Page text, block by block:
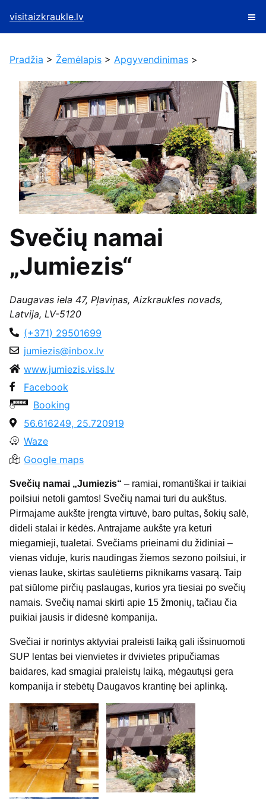
visitaizkraukle.lv
Pradžia > Žemėlapis > Apgyvendinimas >
Svečių namai
„Jumiezis“
Daugavas iela 47, Pļaviņas, Aizkraukles novads,
Latvija, LV-5120
(+371) 29501699
jumiezis@inbox.lv
www.jumiezis.viss.lv
Facebook
Booking
56.616249, 25.720919
Waze
Google maps
Svečių namai „Jumiezis“ – ramiai, romantiškai ir taikiai
poilsiui netoli gamtos! Svečių namai turi du aukštus.
Pirmajame aukšte įrengta virtuvė, baro pultas, šokių salė,
dideli stalai ir kėdės. Antrajame aukšte yra keturi
miegamieji, tualetai. Svečiams prieinami du židiniai –
vienas viduje, kuris naudingas žiemos sezono poilsiui, ir
vienas lauke, skirtas saulėtiems piknikams vasarą. Taip
pat siūlome pirčių paslaugas, kurios yra tiesiai po svečių
namais. Svečių namai skirti apie 15 žmonių, tačiau čia
puikiai jausis ir didesnė kompanija.
Svečiai ir norintys aktyviai praleisti laiką gali išsinuomoti
SUP lentas bei vienvietes ir dvivietes pripučiamas
baidares, kad smagiai praleistų laiką, mėgautųsi gera
kompanija ir stebėtų Daugavos krantinę bei aplinką.